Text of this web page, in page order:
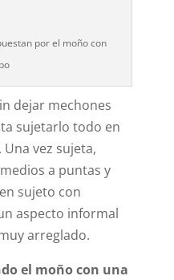
por el moño con
dejar mechones
sujetarlo todo en
vez sujeta,
a puntas y
sujeto con
aspecto informal
arreglado.
el moño con una